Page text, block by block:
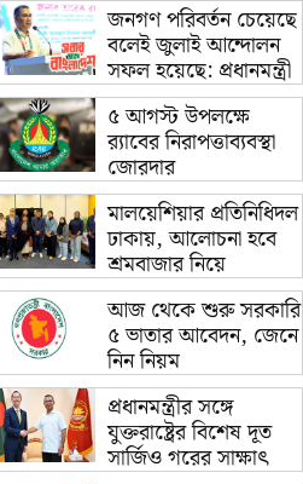
জনগণ পরিবর্তন চেয়েছে
বলেই জুলাই আন্দোলন
সফল হয়েছে: প্রধানমন্ত্রী
৫ আগস্ট উপলক্ষে
র‌্যাবের নিরাপত্তাব্যবস্থা
জোরদার
মালয়েশিয়ার প্রতিনিধিদল
ঢাকায়, আলোচনা হবে
শ্রমবাজার নিয়ে
আজ থেকে শুরু সরকারি
৫ ভাতার আবেদন, জেনে
নিন নিয়ম
প্রধানমন্ত্রীর সঙ্গে
যুক্তরাষ্ট্রের বিশেষ দূত
সার্জিও গরের সাক্ষাৎ